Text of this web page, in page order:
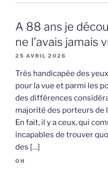
A 88 ans je
ne l’avais jamais
25 AVRIL 2026
Très handicapée des
pour la vue et parmi les
des différences
majorité des porteurs
En fait, il y a ceux, qui
incapables de trouver
des […]
OH